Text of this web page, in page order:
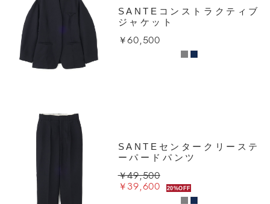
SANTEコンストラクティブ
ジャケット
￥60,500
SANTEセンタークリーステ
ーパードパンツ
￥49,500
￥39,600 20%OFF